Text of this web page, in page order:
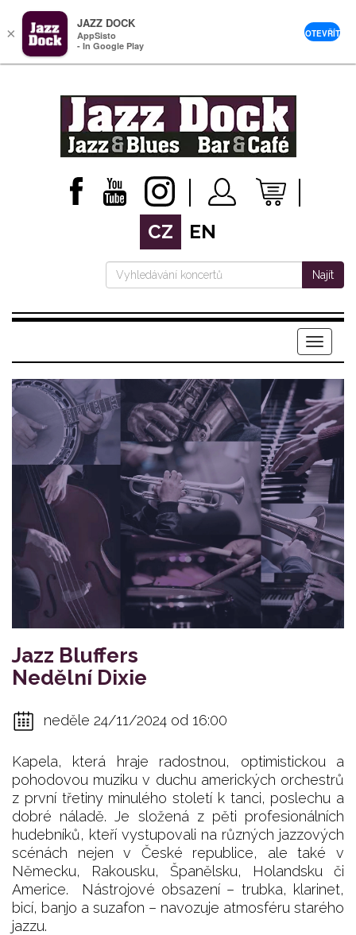
CZ EN
Najít
Menu
Jazz Bluffers
Nedělní Dixie
neděle 24/11/2024 od 16:00
Kapela, která hraje radostnou, optimistickou a
pohodovou muziku v duchu amerických orchestrů
z první třetiny minulého století k tanci, poslechu a
dobré náladě. Je složená z pěti profesionálních
hudebníků, kteří vystupovali na různých jazzových
scénách nejen v České republice, ale také v
Německu, Rakousku, Španělsku, Holandsku či
Americe. Nástrojové obsazení – trubka, klarinet,
bicí, banjo a suzafon – navozuje atmosféru starého
jazzu.
×
JAZZ DOCK
AppSisto
- In Google Play
OTEVŘÍT